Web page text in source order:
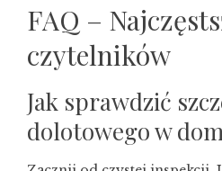
FAQ –
czytelników
Jak sprawdzić
dolotowego w